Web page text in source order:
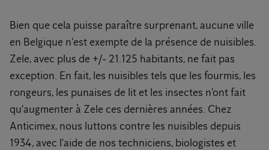
Bien que cela puisse paraître surprenant, aucune ville
en Belgique n'est exempte de la présence de nuisibles.
Zele, avec plus de +/- 21.125 habitants, ne fait pas
exception. En fait, les nuisibles tels que les fourmis, les
rongeurs, les punaises de lit et les insectes n'ont fait
qu'augmenter à Zele ces dernières années. Chez
Anticimex, nous luttons contre les nuisibles depuis
1934, avec l'aide de nos techniciens, biologistes et